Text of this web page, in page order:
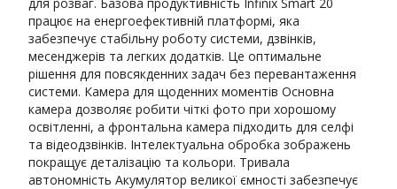
працює на енергоефективній платформі, яка
забезпечує стабільну роботу системи, дзвінків,
месенджерів та легких додатків. Це оптимальне
рішення для повсякденних задач без перевантаження
системи. Камера для щоденних моментів Основна
камера дозволяє робити чіткі фото при хорошому
освітленні, а фронтальна камера підходить для селфі
та відеодзвінків. Інтелектуальна обробка зображень
покращує деталізацію та кольори. Тривала
автономність Акумулятор великої ємності забезпечує